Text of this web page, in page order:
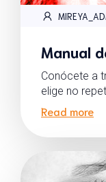
Manual
Conócete a
elige no
Read more